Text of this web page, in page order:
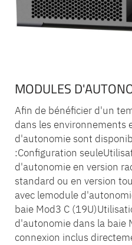
MODULES
Afin de bénéficier d'un
dans les environnements
d'autonomie sont
:Configuration
d'autonomie en version
standard ou en version
avec lemodule
baie Mod3 C
d'autonomie dans la baie
connexion inclus